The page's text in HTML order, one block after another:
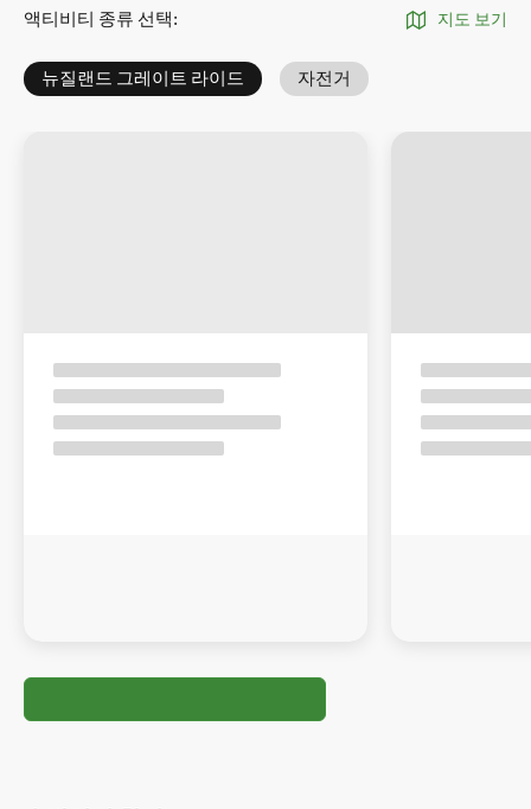
액티비티 종류 선택: 지도 보기
뉴질랜드 그레이트 라이드 자전거